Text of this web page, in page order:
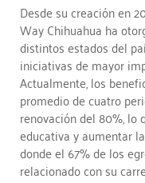
Desde su creación en
Way Chihuahua ha
distintos estados del
iniciativas de mayor
Actualmente, los
promedio de cuatro
renovación del 80%,
educativa y aumentar
donde el 67% de los
relacionado con su